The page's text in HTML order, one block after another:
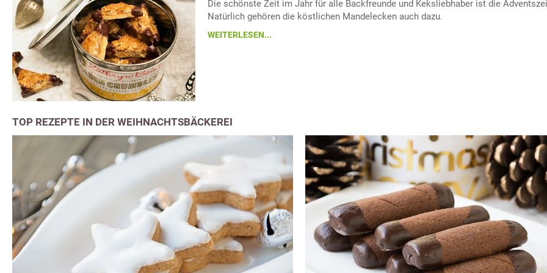
Die schönste Zeit im Jahr für alle Backfreunde und Keksliebhaber ist die
Natürlich gehören die köstlichen Mandelecken auch dazu.
WEITERLESEN...
TOP REZEPTE IN DER WEIHNACHTSBÄCKEREI